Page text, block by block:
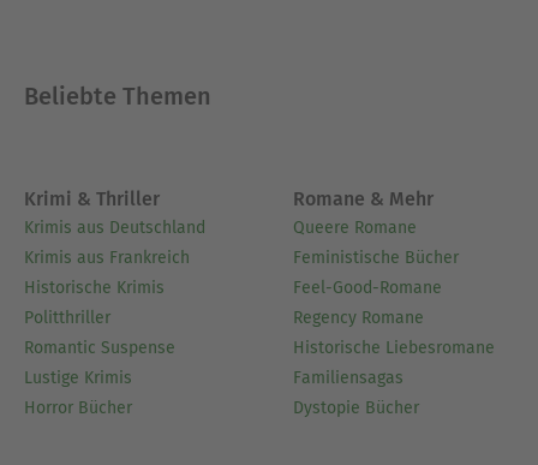
Beliebte Themen
Krimi & Thriller
Krimis aus Deutschland
Krimis aus Frankreich
Historische Krimis
Politthriller
Romantic Suspense
Lustige Krimis
Horror Bücher
Romane & Mehr
Queere Romane
Feministische Bücher
Feel-Good-Romane
Regency Romane
Historische Liebesromane
Familiensagas
Dystopie Bücher